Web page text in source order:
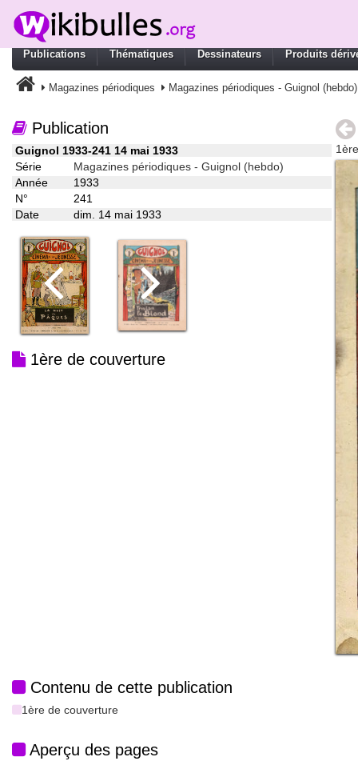
Publications Thématiques Dessinateurs Produits
Magazines périodiques Magazines périodiques - Guignol (hebdo)
Publication
Guignol 1933-241 14 mai 1933
Série
Magazines périodiques - Guignol (hebdo)
Année
1933
N°
241
Date
dim. 14 mai 1933
1ère de couverture
Contenu de cette publication
1ère de couverture
Aperçu des pages